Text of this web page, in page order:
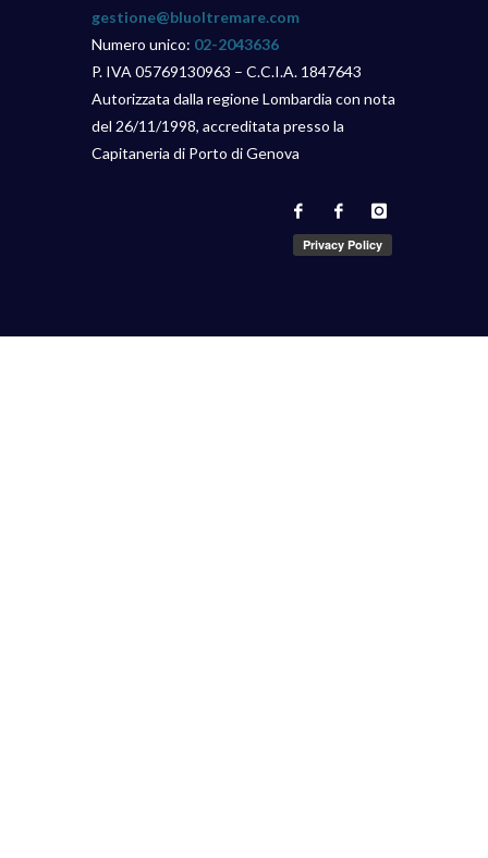
gestione@bluoltremare.com
Numero unico: 02-2043636
P. IVA 05769130963 – C.C.I.A. 1847643
Autorizzata dalla regione Lombardia con nota
del 26/11/1998, accreditata presso la
Capitaneria di Porto di Genova